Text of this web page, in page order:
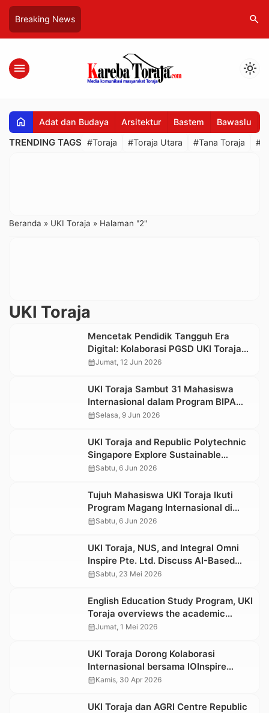
Breaking News search
menu light_mode
home Adat dan Budaya Arsitektur Bastem Bawaslu
TRENDING TAGS #Toraja #Toraja Utara #Tana Toraja
Beranda » UKI Toraja » Halaman "2"
UKI Toraja
Mencetak Pendidik Tangguh Era
Digital: Kolaborasi PGSD UKI Toraja
dan IAKN Toraja Melalui Seminar
calendar_monthJumat, 12 Jun 2026
UKI Toraja Sambut 31 Mahasiswa
Internasional dalam Program BIPA
Semester Genap 2025/2026
calendar_monthSelasa, 9 Jun 2026
UKI Toraja and Republic Polytechnic
Singapore Explore Sustainable
Agricultural Potential in Tana Toraja:
Opportunities
calendar_monthSabtu, 6 Jun 2026
Tujuh Mahasiswa UKI Toraja Ikuti
Program Magang Internasional di
Taiwan
calendar_monthSabtu, 6 Jun 2026
UKI Toraja, NUS, and Integral Omni
Inspire Pte. Ltd. Discuss AI-Based
Innovation for Agriculture and
calendar_monthSabtu, 23 Mei 2026
English Education Study Program, UKI
Toraja overviews the academic
presentation at Universiti Malaya
calendar_monthJumat, 1 Mei 2026
UKI Toraja Dorong Kolaborasi
Internasional bersama IOInspire
Singapore dan National University of
calendar_monthKamis, 30 Apr 2026
UKI Toraja dan AGRI Centre Republic